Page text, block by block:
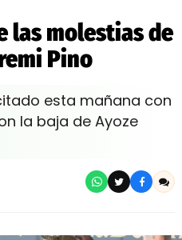
las molestias de
Pino
esta mañana con
la baja de Ayoze